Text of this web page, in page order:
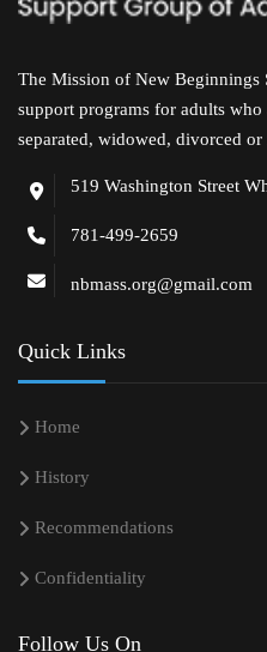
The Mission of New
support programs for adults who
separated, widowed, divorced or
519 Washington Street
781-499-2659
nbmass.org@gmail.com
Quick Links
Home
History
Recommendations
Confidentiality
Follow Us On